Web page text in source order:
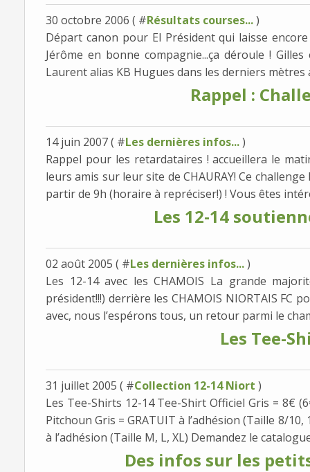
30 octobre 2006 ( #Résultats courses...)
Départ canon pour El Président qui laisse
Jérôme en bonne compagnie...ça déroule !
Laurent alias KB Hugues dans les derniers mètres
Rappel :
14 juin 2007 ( #Les dernières infos...)
Rappel pour les retardataires ! accueillera le
leurs amis sur leur site de CHAURAY! Ce
partir de 9h (horaire à repréciser!) ! Vous êtes
Les 12-14
02 août 2005 ( #Les dernières infos...)
Les 12-14 avec les CHAMOIS La grande
président!!!) derrière les CHAMOIS NIORTAIS
avec, nous l’espérons tous, un retour parmi le
Les Tee-
31 juillet 2005 ( #Collection 12-14 Niort )
Les Tee-Shirts 12-14 Tee-Shirt Officiel Gris = 8€
Pitchoun Gris = GRATUIT à l’adhésion (Taille 8/
à l’adhésion (Taille M, L, XL) Demandez le
Des infos sur les